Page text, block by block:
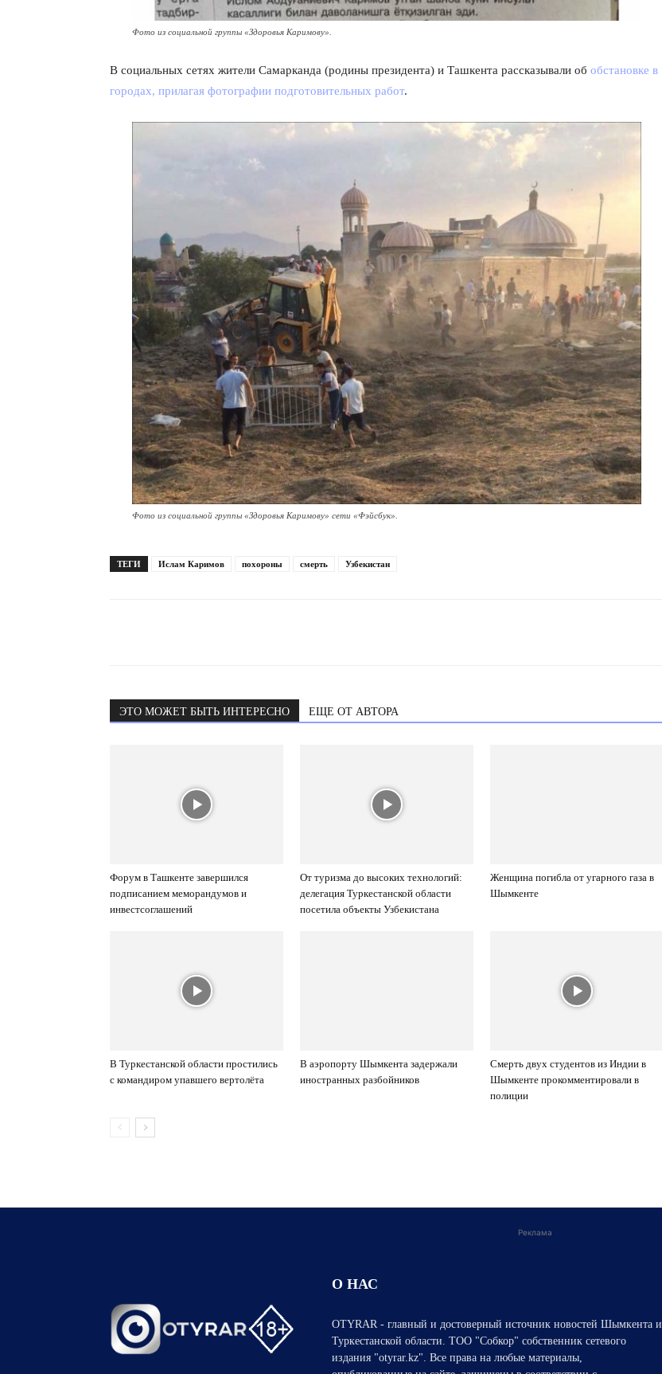
Фото из социальной группы «Здоровья Каримову».
В социальных сетях жители Самарканда (родины президента) и Ташкента рассказывали об обстановке в
городах, прилагая фотографии подготовительных работ.
Фото из социальной группы «Здоровья Каримову» сети «Фэйсбук».
ТЕГИ Ислам Каримов похороны смерть Узбекистан
ЭТО МОЖЕТ БЫТЬ ИНТЕРЕСНО ЕЩЕ ОТ АВТОРА
Форум в Ташкенте завершился
подписанием меморандумов и
инвестсоглашений
От туризма до высоких технологий:
делегация Туркестанской области
посетила объекты Узбекистана
Женщина погибла от угарного газа в
Шымкенте
В Туркестанской области простились
с командиром упавшего вертолёта
В аэропорту Шымкента задержали
иностранных разбойников
Смерть двух студентов из Индии в
Шымкенте прокомментировали в
полиции
Реклама
О НАС
OTYRAR - главный и достоверный источник новостей Шымкента и
Туркестанской области. ТОО "Собкор" собственник сетевого
издания "otyrar.kz". Все права на любые материалы,